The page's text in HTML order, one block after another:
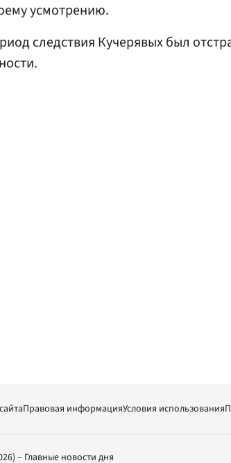
усмотрению.
следствия Кучерявых был
Правовая информацияУсловия использования
– Главные новости дня